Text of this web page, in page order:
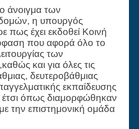
άνοιγμα των
η υπουργός
πως έχει εκδοθεί Κοινή
που αφορά όλο το
των
και για όλες τις
δευτεροβάθμιας
εκπαίδευσης
έτσι όπως διαμορφώθηκαν
την επιστημονική ομάδα